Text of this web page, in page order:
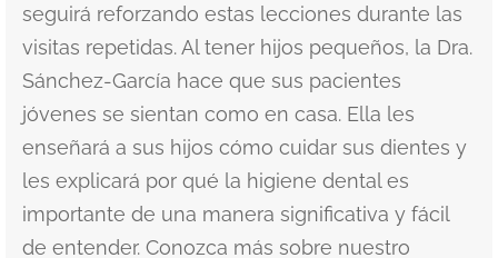
seguirá reforzando estas lecciones durante las
visitas repetidas. Al tener hijos pequeños, la Dra.
Sánchez-García hace que sus pacientes
jóvenes se sientan como en casa. Ella les
enseñará a sus hijos cómo cuidar sus dientes y
les explicará por qué la higiene dental es
importante de una manera significativa y fácil
de entender. Conozca más sobre nuestro